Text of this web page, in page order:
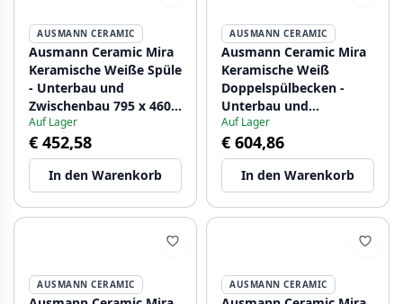
AUSMANN CERAMIC
Ausmann Ceramic Mira
Keramische Weiße Spüle
- Unterbau und
Zwischenbau 795 x 460
mm mit schwarzem
Plug 1208971469
Auf Lager
€ 452,58
In den Warenkorb
AUSMANN CERAMIC
Ausmann Ceramic Mira
Keramische Weiß
Doppelspülbecken -
Unterbau und
Zwischenbau 793 x 450
mm mit
Armaturenlochbank
und goldenem Stecker
1208971476
Auf Lager
€ 604,86
In den Warenkorb
AUSMANN CERAMIC AUSMANN CERAMIC